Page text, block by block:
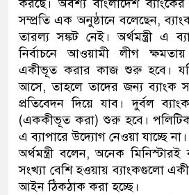
করছে। অবশ্য বাংলাদেশ
সম্প্রতি এক অনুষ্ঠানে বলেছেন,
তারল্য সঙ্কট নেই। অর্থমন্ত্রী এ
নির্বাচনে আওয়ামী লীগ
একীভূত করার কাজ শুরু হবে।
আসে, তাহলে তাদের জন্য ব্যাংক
প্রতিবেদন দিয়ে যাব। দুর্বল
(এককীভূত করা) শুরু হবে।
এ ব্যাপারে উদ্যোগ নেওয়া যাচ্ছে না।
অর্থমন্ত্রী বলেন, অনেক মিনিস্টারই
সংখ্যা বেশি হওয়ায় ব্যাংকগুলো
আইন ঠিকঠাক করা হচ্ছে।